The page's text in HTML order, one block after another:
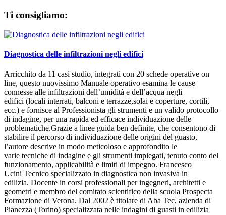
Ti consigliamo:
Diagnostica delle infiltrazioni negli edifici
Arricchito da 11 casi studio, integrati con 20 schede operative on
line, questo nuovissimo Manuale operativo esamina le cause
connesse alle infiltrazioni dell’umidità e dell’acqua negli
edifici (locali interrati, balconi e terrazze,solai e coperture, cortili,
ecc.) e fornisce al Professionista gli strumenti e un valido protocollo
di indagine, per una rapida ed efficace individuazione delle
problematiche.Grazie a linee guida ben definite, che consentono di
stabilire il percorso di individuazione delle origini del guasto,
l’autore descrive in modo meticoloso e approfondito le
varie tecniche di indagine e gli strumenti impiegati, tenuto conto del
funzionamento, applicabilità e limiti di impegno. Francesco
Ucini Tecnico specializzato in diagnostica non invasiva in
edilizia. Docente in corsi professionali per ingegneri, architetti e
geometri e membro del comitato scientifico della scuola Prospecta
Formazione di Verona. Dal 2002 è titolare di Aba Tec, azienda di
Pianezza (Torino) specializzata nelle indagini di guasti in edilizia